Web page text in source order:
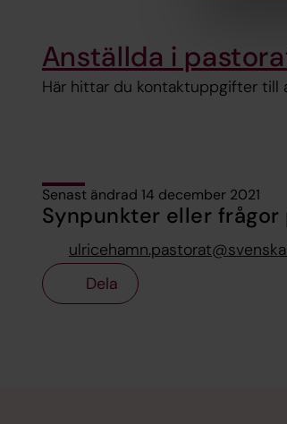
Anställda i
Här hittar du kontaktuppgifter till
Senast ändrad 14 december 2021
Synpunkter eller frågor
Dela